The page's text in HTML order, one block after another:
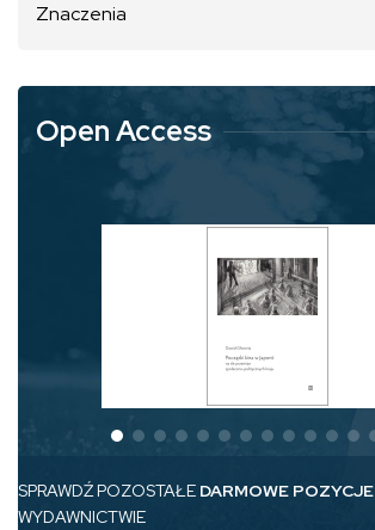
Znaczenia
Open Access
SPRAWDŹ POZOSTAŁE DARMOWE POZYCJE
WYDAWNICTWIE